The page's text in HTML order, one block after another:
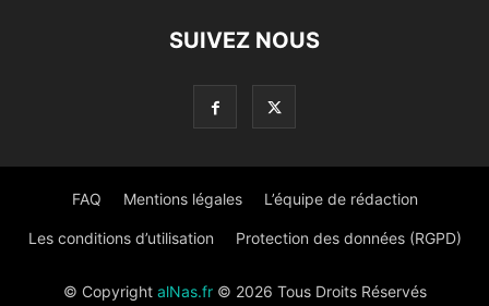
SUIVEZ NOUS
FAQ Mentions légales L’équipe de rédaction
Les conditions d’utilisation Protection des données (RGPD)
© Copyright alNas.fr© 2026 Tous Droits Réservés